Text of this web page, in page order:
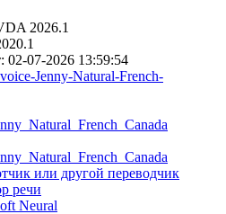
2026.1
02-07-2026 13:59:54
Jenny-Natural-French-
или другой переводчик
речи
Neural